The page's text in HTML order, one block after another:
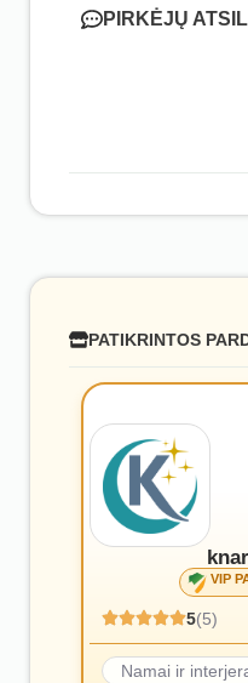
PIRKĖJŲ
PATIKRINTOS
VIP
5(5)
Namai ir